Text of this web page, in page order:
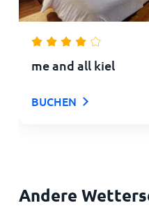
me and all kiel
BUCHEN
Andere